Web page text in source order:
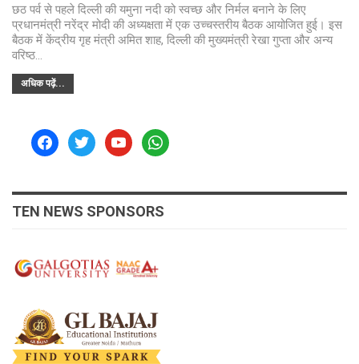
छठ पर्व से पहले दिल्ली की यमुना नदी को स्वच्छ और निर्मल बनाने के लिए
प्रधानमंत्री नरेंद्र मोदी की अध्यक्षता में एक उच्चस्तरीय बैठक आयोजित हुई। इस
बैठक में केंद्रीय गृह मंत्री अमित शाह, दिल्ली की मुख्यमंत्री रेखा गुप्ता और अन्य
वरिष्ठ…
अधिक पढ़ें...
facebooktwitteryoutubewhatsapp
TEN NEWS SPONSORS